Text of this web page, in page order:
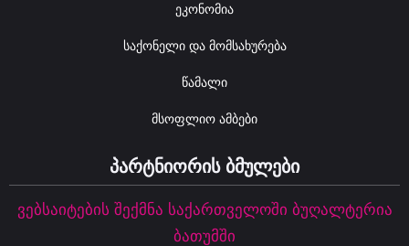
ᲔᲙᲝᲜᲝᲛᲘᲐ
ᲡᲐᲥᲝᲜᲔᲚᲘ ᲓᲐ ᲛᲝᲛᲡᲐᲮᲣᲠᲔᲑᲐ
ᲬᲐᲛᲐᲚᲘ
ᲛᲡᲝᲤᲚᲘᲝ ᲐᲛᲑᲔᲑᲘ
პარტნიორის ბმულები
ვებსაიტების შექმნა საქართველოში ბუღალტერია
ბათუმში